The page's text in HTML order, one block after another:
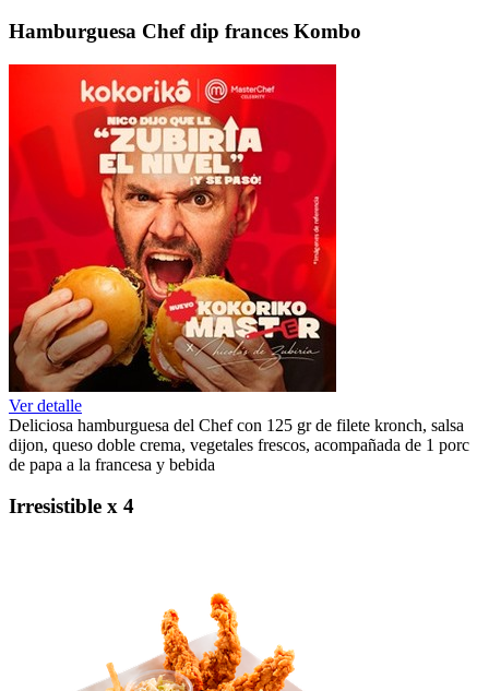
Hamburguesa Chef dip frances Kombo
Ver detalle
Deliciosa hamburguesa del Chef con 125 gr de filete kronch, salsa
dijon, queso doble crema, vegetales frescos, acompañada de 1 porc
de papa a la francesa y bebida
Irresistible x 4